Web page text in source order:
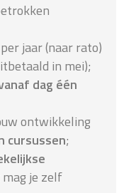
per jaar (naar rato)
in mei);
dag één
ontwikkeling
cursussen;
mag je zelf